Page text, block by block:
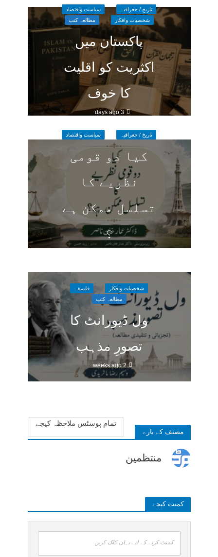
تاریخ / جغرافیہ
سیاست واقتصاد
شخصیات وافکار
مطالعہ کتب
پاکستان میں
اکثریت کو اقلیت
کا خوف
3 days ago
تاریخ / جغرافیہ سیاست واقتصاد
کیا دو قومی
نظریے کا
تسلسل ممکن ہے
؟
شخصیات وافکار
فلسفہ
مطالعہ کتب
ول ڈیورانٹ کا
تصورِ مذہب
2 weeks ago
مصنف کے بارے
تمام پوسٹس ملاحظہ کیجے
منتظمین
کمنت کیجے
کمنٹ کرنے کے لیے یہاں کلک کریں